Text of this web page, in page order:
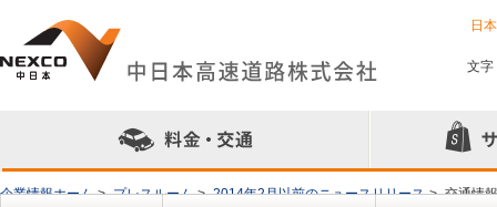
日
文字
企業情報ホーム > プレスルーム > 2014年2月以前のニュースリリース > 交通情